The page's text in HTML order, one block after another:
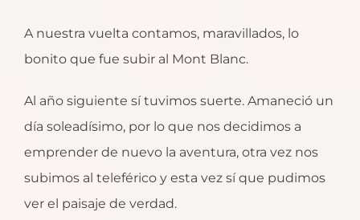
A nuestra vuelta contamos, maravillados, lo
bonito que fue subir al Mont Blanc.
Al año siguiente sí tuvimos suerte. Amaneció un
día soleadísimo, por lo que nos decidimos a
emprender de nuevo la aventura, otra vez nos
subimos al teleférico y esta vez sí que pudimos
ver el paisaje de verdad.